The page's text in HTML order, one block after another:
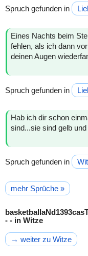
Spruch gefunden in
Eines Nachts beim
fehlen, als ich dann
deinen Augen
Spruch gefunden in
Hab ich dir schon
sind...sie sind gelb
Spruch gefunden in
mehr Sprüche »
- - in Witze
→ weiter zu Witze